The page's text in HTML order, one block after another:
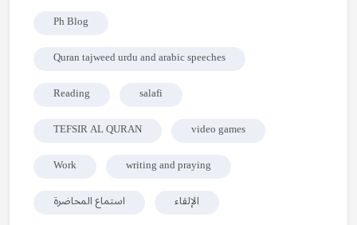
Ph Blog
Quran tajweed urdu and arabic speeches
Reading
salafi
TEFSIR AL QURAN
video games
Work
writing and praying
استماع المحاضرة
الإلقاء